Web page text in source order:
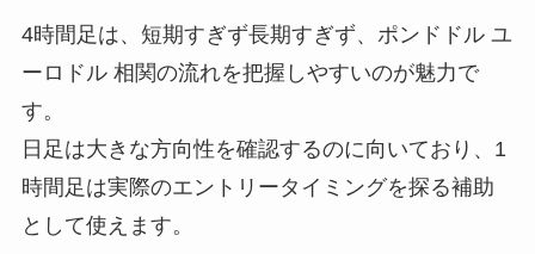
4時間足は、短期すぎず長期すぎず、ポンドドル ユ
ーロドル 相関の流れを把握しやすいのが魅力で
す。
日足は大きな方向性を確認するのに向いており、1
時間足は実際のエントリータイミングを探る補助
として使えます。